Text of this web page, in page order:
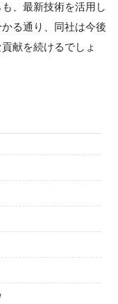
、最新技術を活用し
る通り、同社は今後
献を続けるでしょ